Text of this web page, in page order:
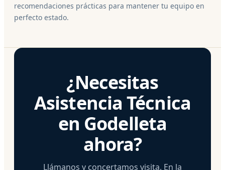
recomendaciones prácticas para mantener tu equipo en
perfecto estado.
¿Necesitas
Asistencia Técnica
en Godelleta
ahora?
Llámanos y concertamos visita. En la